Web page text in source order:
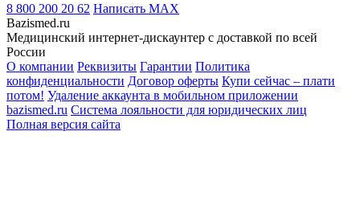
8 800 200 20 62 Написать MAX
Bazismed.ru
Медицинский интернет-дискаунтер с доставкой по всей
России
О компании Реквизиты Гарантии Политика
конфиденциальности Договор оферты Купи сейчас – плати
потом! Удаление аккаунта в мобильном приложении
bazismed.ru Система лояльности для юридических лиц
Полная версия сайта